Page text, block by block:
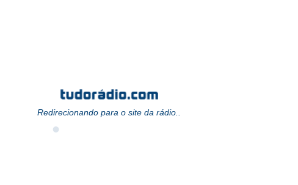
Redirecionando para o site da rádio..